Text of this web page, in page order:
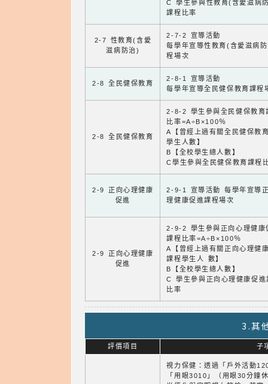
C 學生參與性教育(含愛滋病
課程比率
2-7 性教育(含愛
滋病防治)
2-7-2 宣導活動
每學年宣導性教育(含愛滋病
程場次
2-8 全民健保教育
2-8-1 宣導活動
每學年宣導全民健保教育課程
2-8 全民健保教育
2-8-2 學生參與全民健保教育
比率=A÷B×100％
A【曾經上過有關全民健保教
學生人數】
B【全校學生總人數】
C學生參與全民健保教育課程
2-9 正向心理健康
促進
2-9-1 宣導活動 每學年宣導
理健康促進課程場次
2-9 正向心理健康
促進
2-9-2 學生參與正向心理健康
課程比率=A÷B×100％
A【曾經上過有關正向心理健
課程學生人 數】
B【全校學生總人數】
C 學生參與正向心理健康促進
比率
3.其
評價項目 子
視力保健：透過「戶外活動
「用眼3010」（用眼30分鐘